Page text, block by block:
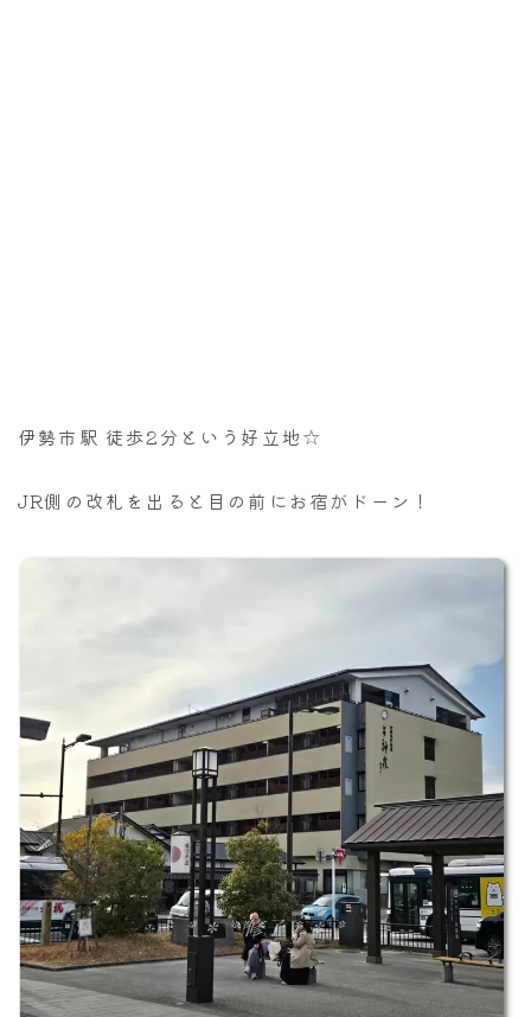
伊勢市駅 徒歩2分という好立地☆
JR側の改札を出ると目の前にお宿がドーン！